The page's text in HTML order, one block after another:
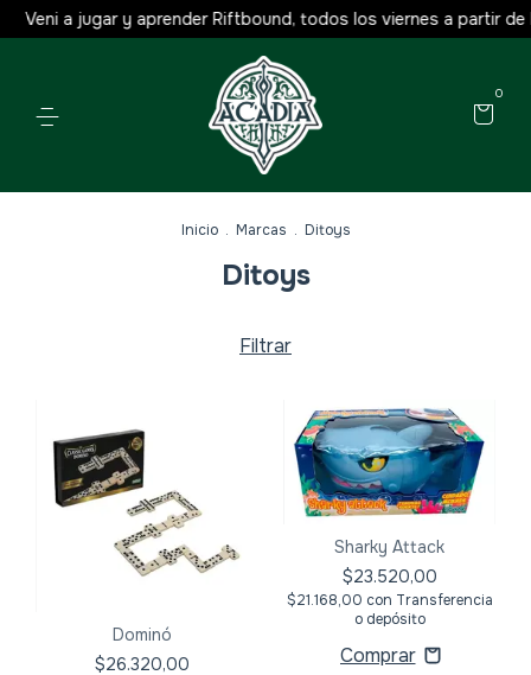
a jugar y aprender Riftbound, todos los viernes a partir de las
0
Inicio . Marcas . Ditoys
Ditoys
Filtrar
Dominó
$26.320,00
Sharky Attack
$23.520,00
$21.168,00 con Transferencia
o depósito